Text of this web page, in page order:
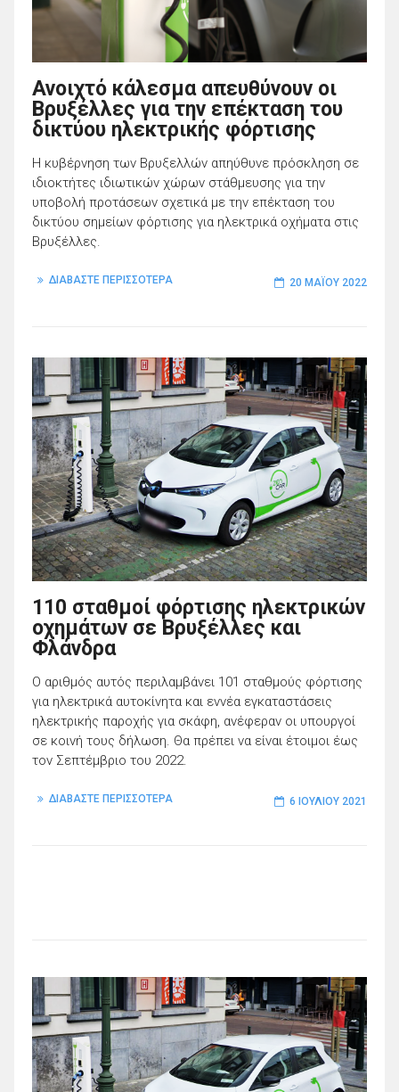
Ανοιχτό κάλεσμα απευθύνουν οι
Βρυξέλλες για την επέκταση του
δικτύου ηλεκτρικής φόρτισης
Η κυβέρνηση των Βρυξελλών απηύθυνε πρόσκληση σε
ιδιοκτήτες ιδιωτικών χώρων στάθμευσης για την
υποβολή προτάσεων σχετικά με την επέκταση του
δικτύου σημείων φόρτισης για ηλεκτρικά οχήματα στις
Βρυξέλλες.
ΔΙΑΒΑΣΤΕ ΠΕΡΙΣΣΟΤΕΡΑ 20 ΜΑΪ́ΟΥ 2022
110 σταθμοί φόρτισης ηλεκτρικών
οχημάτων σε Βρυξέλλες και
Φλάνδρα
Ο αριθμός αυτός περιλαμβάνει 101 σταθμούς φόρτισης
για ηλεκτρικά αυτοκίνητα και εννέα εγκαταστάσεις
ηλεκτρικής παροχής για σκάφη, ανέφεραν οι υπουργοί
σε κοινή τους δήλωση. Θα πρέπει να είναι έτοιμοι έως
τον Σεπτέμβριο του 2022.
ΔΙΑΒΑΣΤΕ ΠΕΡΙΣΣΟΤΕΡΑ 6 ΙΟΥΛΊΟΥ 2021